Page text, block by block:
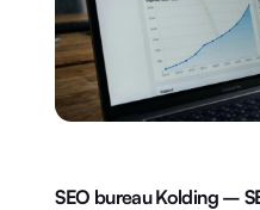
SEO bureau Kolding –